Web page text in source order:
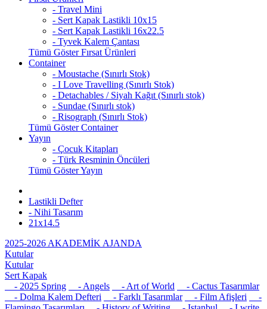
- Travel Mini
- Sert Kapak Lastikli 10x15
- Sert Kapak Lastikli 16x22.5
- Tyvek Kalem Çantası
Tümü Göster Fırsat Ürünleri
Container
- Moustache (Sınırlı Stok)
- I Love Travelling (Sınırlı Stok)
- Detachables / Siyah Kağıt (Sınırlı stok)
- Sundae (Sınırlı stok)
- Risograph (Sınırlı Stok)
Tümü Göster Container
Yayın
- Çocuk Kitapları
- Türk Resminin Öncüleri
Tümü Göster Yayın
Lastikli Defter
- Nihi Tasarım
21x14.5
2025-2026 AKADEMİK AJANDA
Kutular
Kutular
Sert Kapak
- 2025 Spring
- Angels - Art of World
- Cactus Tasarımlar
- Dolma Kalem Defteri
- Farklı Tasarımlar - Film Afişleri
-